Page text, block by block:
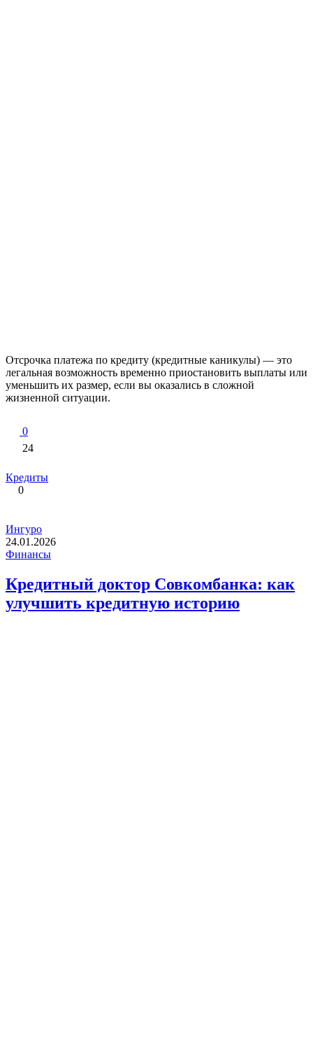
Отсрочка платежа по кредиту (кредитные каникулы) — это
легальная возможность временно приостановить выплаты или
уменьшить их размер, если вы оказались в сложной
жизненной ситуации.
0
24
Кредиты
0
Ингуро
24.01.2026
Финансы
Кредитный доктор Совкомбанка: как
улучшить кредитную историю